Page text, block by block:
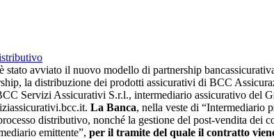
stato avviato il nuovo modello di partnership
la distribuzione dei prodotti assicurativi di BCC
Servizi Assicurativi S.r.l., intermediario assicurativo
La Banca, nella veste di “Intermediario
distributivo, nonché la gestione del post-vendita dei
emittente”, per il tramite del quale il contratto